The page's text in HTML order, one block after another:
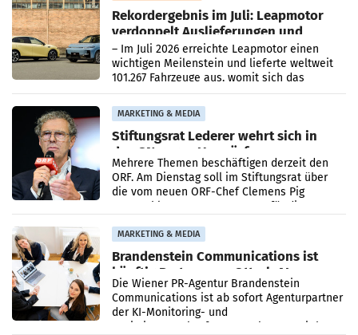
Rekordergebnis im Juli: Leapmotor
verdoppelt Auslieferungen und
überschreitet die 100.000er-Marke
– Im Juli 2026 erreichte Leapmotor einen
wichtigen Meilenstein und lieferte weltweit
101.267 Fahrzeuge aus, womit sich das
Ergebnis gegenüber Juli 2025 mehr als
verdoppelte (+102
MARKETING & MEDIA
Stiftungsrat Lederer wehrt sich in
den SN gegen Vorwürfe
Mehrere Themen beschäftigen derzeit den
ORF. Am Dienstag soll im Stiftungsrat über
die vom neuen ORF-Chef Clemens Pig
vorgeschlagenen Besetzungen für die
MARKETING & MEDIA
Brandenstein Communications ist
künftig Partner von OtterlyAI
Die Wiener PR-Agentur Brandenstein
Communications ist ab sofort Agenturpartner
der KI-Monitoring- und
Optimierungsplattform OtterlyAI. Damit baut